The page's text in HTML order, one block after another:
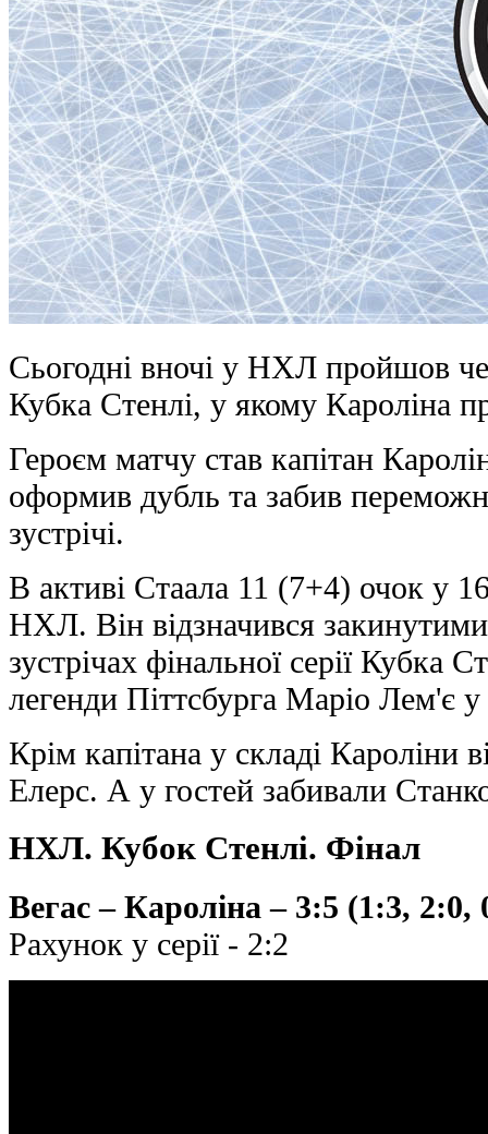
Сьогодні вночі у НХЛ пройшов
Кубка Стенлі, у якому Кароліна
Героєм матчу став капітан
оформив дубль та забив
зустрічі.
В активі Стаала 11 (7+4) очок у
НХЛ. Він відзначився
зустрічах фінальної серії Кубка
легенди Піттсбурга Маріо Лем'є у
Крім капітана у складі Кароліни
Елерс. А у гостей забивали
НХЛ. Кубок Стенлі. Фінал
Вегас – Кароліна – 3:5 (1:3, 2:0,
Рахунок у серії - 2:2